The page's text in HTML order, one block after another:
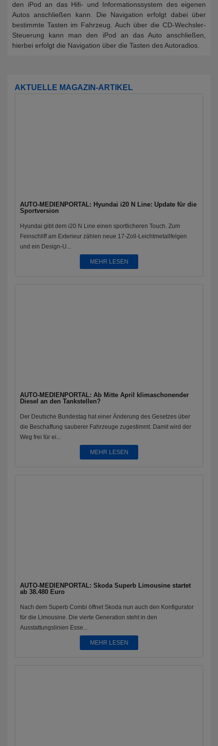
den iPod an das Hifi- und Informationssystem des eigenen
Autos anschließen kann. Die Navigation erfolgt dabei über
bestimmte Tasten im Fahrzeug. Auch über die CD-Wechsler-
Steuerung kann man den iPod an das Auto anschließen,
hierbei erfolgt die Navigation über die Tasten des Autoradios.
AKTUELLE MAGAZIN-ARTIKEL
AUTO-MEDIENPORTAL: Hyundai i20 N Line: Update für die
Sportversion
Hyundai gibt dem i20 N Line einen sportlicheren Touch. Zum
Feinschliff am Exterieur zählen neue 17-Zoll-Leichtmetallfelgen
und ein Design-U...
MEHR LESEN
AUTO-MEDIENPORTAL: Ab Mitte April klimaschonender
Diesel an den Tankstellen?
Der Deutsche Bundestag hat einer Änderung des Gesetzes über
die Beschaffung sauberer Fahrzeuge zugestimmt. Damit wird der
Weg frei für ei...
MEHR LESEN
AUTO-MEDIENPORTAL: Skoda Superb Limousine startet
ab 38.480 Euro
Nach dem Superb Combi öffnet Skoda nun auch den Konfigurator
für die Limousine. Die vierte Generation steht in den
Ausstattungslinien Esse...
MEHR LESEN